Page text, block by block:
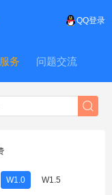
QQ登录
务 问题交流
W1.0 W1.5